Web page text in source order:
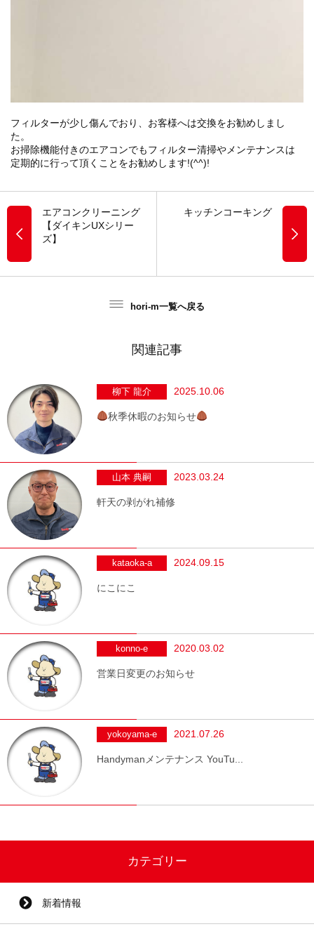
フィルターが少し傷んでおり、お客様へは交換をお勧めしまし
た。
お掃除機能付きのエアコンでもフィルター清掃やメンテナンスは
定期的に行って頂くことをお勧めします!(^^)!
エアコンクリーニング
【ダイキンUXシリー
ズ】
キッチンコーキング
hori-m一覧へ戻る
関連記事
柳下 龍介 2025.10.06
秋季休暇のお知らせ
山本 典嗣 2023.03.24
軒天の剥がれ補修
kataoka-a 2024.09.15
にこにこ
konno-e 2020.03.02
営業日変更のお知らせ
yokoyama-e 2021.07.26
Handymanメンテナンス YouTu...
カテゴリー
新着情報